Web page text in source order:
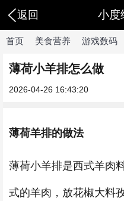
返回 小度
首页 美食营养 游戏数码
薄荷小羊排怎么做
2026-04-26 16:43:20
薄荷羊排的做法
薄荷小羊排是西式羊肉
式的羊肉，放花椒大料